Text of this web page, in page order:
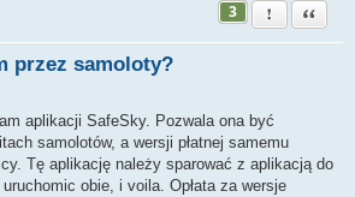
przez samoloty?
3 Zgłoś ten post
Cytuj
aplikacji SafeSky. Pozwala ona być
samolotów, a wersji płatnej samemu
Tę aplikację należy sparować z aplikacją do
obie, i voila. Opłata za wersje